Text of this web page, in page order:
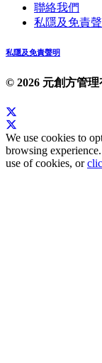
聯絡我們
私隱及免責
私隱及免責聲明
© 2026 元創方管理
We use cookies to
browsing
use of cookies, or